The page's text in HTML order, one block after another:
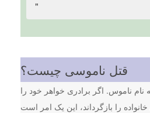
"
قتل ناموسی چیست؟
ناموس. اگر برادری خواهر خود را
را بازگرداند، این یک امر است